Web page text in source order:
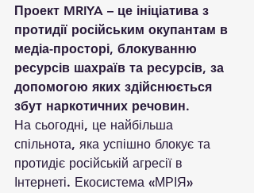
Проект MRIYA – це ініціатива з
протидії російським окупантам в
медіа-просторі, блокуванню
ресурсів шахраїв та ресурсів, за
допомогою яких здійснюється
збут наркотичних речовин.
На сьогодні, це найбільша
спільнота, яка успішно блокує та
протидіє російській агресії в
Інтернеті. Екосистема «МРІЯ»